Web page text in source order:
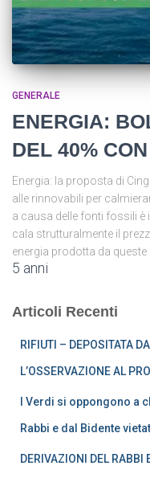
GENERALE
ENERGIA:
DEL 40%
Energia: la proposta di
alle rinnovabili per
a causa delle fonti fossili è
cala strutturalmente il
energia prodotta da
5 anni
Articoli Recenti
RIFIUTI – DEPOSITATA
L’OSSERVAZIONE AL
I Verdi si oppongono a
Rabbi e dal Bidente
DERIVAZIONI DEL RABBI